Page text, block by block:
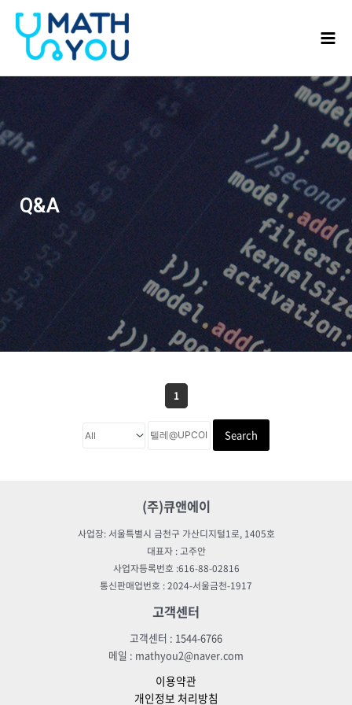
건너뛰기
Q&A
1
Search
(주)큐앤에이
사업장: 서울특별시 금천구 가산디지털1로, 1405호
대표자 : 고주안
사업자등록번호 :616-88-02816
통신판매업번호 : 2024-서울금천-1917
고객센터
고객센터 : 1544-6766
메일 : mathyou2@naver.com
이용약관
개인정보 처리방침